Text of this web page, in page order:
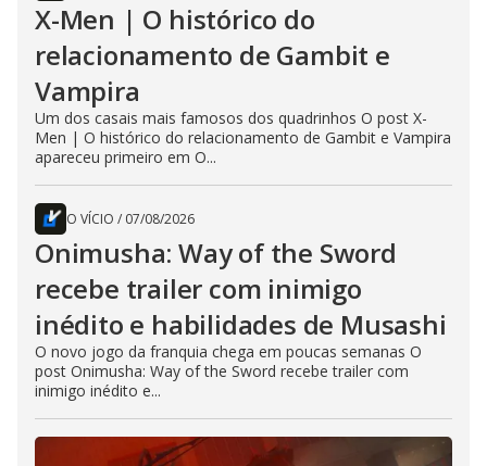
X-Men | O histórico do
relacionamento de Gambit e
Vampira
Um dos casais mais famosos dos quadrinhos O post X-
Men | O histórico do relacionamento de Gambit e Vampira
apareceu primeiro em O...
O VÍCIO / 07/08/2026
Onimusha: Way of the Sword
recebe trailer com inimigo
inédito e habilidades de Musashi
O novo jogo da franquia chega em poucas semanas O
post Onimusha: Way of the Sword recebe trailer com
inimigo inédito e...